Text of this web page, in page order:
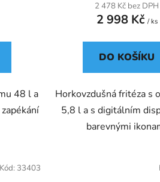
48 l a
2 478 Kč bez DPH
2 998 Kč / ks
DO KOŠÍKU
Horkovzdušná fritéza s
5,8 l a s digitálním
barevnými
Kód: 33403